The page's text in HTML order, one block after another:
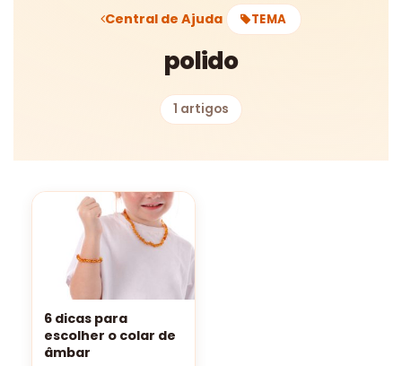
Central de Ajuda TEMA
polido
1 artigos
6 dicas para
escolher o colar de
âmbar